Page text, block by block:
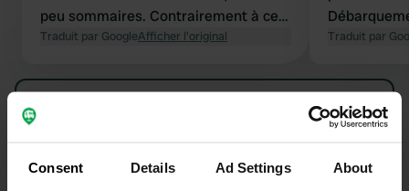
Consent Details Ad Settings About
peu sommaires. Contrairement à ce
que certains commentaires laissent
nuisance sonore ; cela dépend peut-
Traduit par GoogleAfficher l'original
pensions
ce qui
n'avons
sandwichs
Traduit par